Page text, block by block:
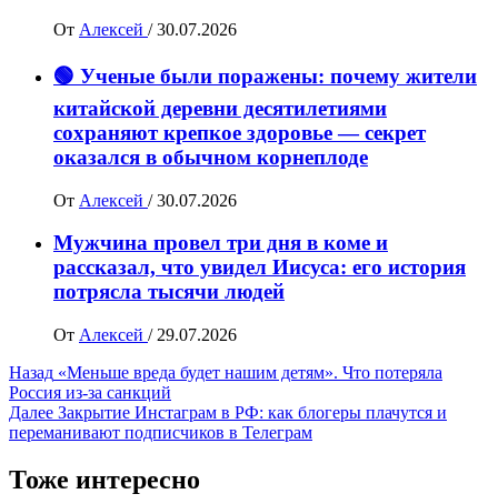
От Алексей / 30.07.2026
🟢 Ученые были поражены: почему жители
китайской деревни десятилетиями
сохраняют крепкое здоровье — секрет
оказался в обычном корнеплоде
От Алексей / 30.07.2026
Мужчина провел три дня в коме и
рассказал, что увидел Иисуса: его история
потрясла тысячи людей
От Алексей / 29.07.2026
Навигация
записи
Назад «Меньше вреда будет нашим детям». Что потеряла
Россия из-за санкций
Далее Закрытие Инстаграм в РФ: как блогеры плачутся и
переманивают подписчиков в Телеграм
Тоже интересно